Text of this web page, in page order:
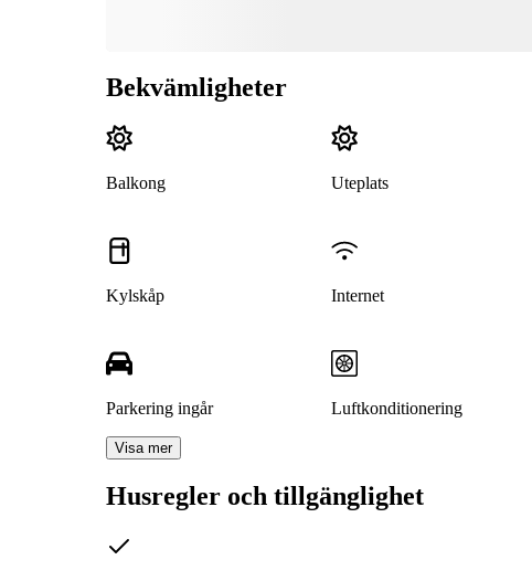
Bekvämligheter
Balkong Uteplats
Kylskåp Internet
Parkering ingår Luftkonditionering
Visa mer
Husregler och tillgänglighet